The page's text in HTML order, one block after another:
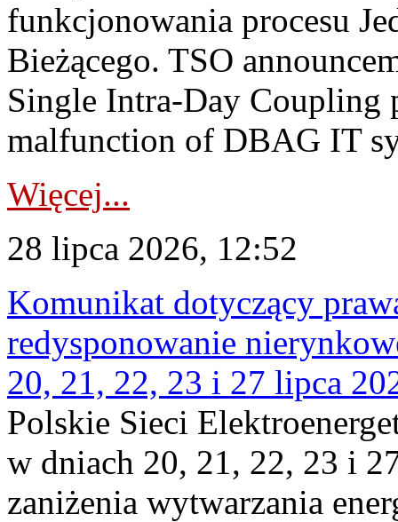
funkcjonowania procesu
Bieżącego. TSO
Single Intra-Day Coupling
malfunction of DBAG IT
Więcej...
28 lipca 2026, 12:52
Komunikat dotyczący
redysponowanie
20, 21, 22, 23 i 27 lipca
Polskie Sieci
w dniach 20, 21, 22, 23 i
zaniżenia wytwarzania